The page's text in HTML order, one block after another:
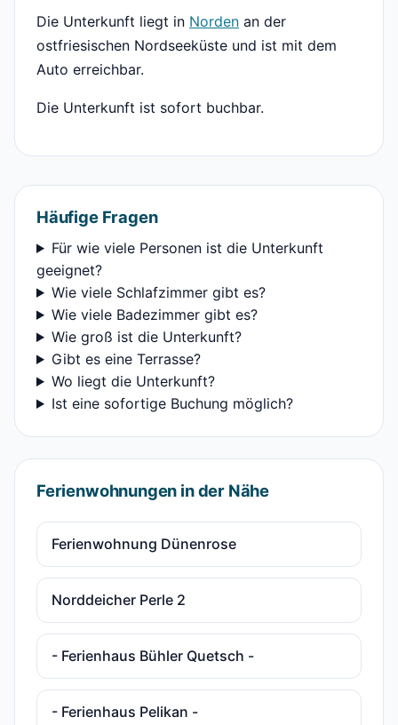
Die Unterkunft liegt in Norden an der
ostfriesischen Nordseeküste und ist mit dem
Auto erreichbar.
Die Unterkunft ist sofort buchbar.
Häufige Fragen
Für wie viele Personen ist die Unterkunft
geeignet?
Wie viele Schlafzimmer gibt es?
Wie viele Badezimmer gibt es?
Wie groß ist die Unterkunft?
Gibt es eine Terrasse?
Wo liegt die Unterkunft?
Ist eine sofortige Buchung möglich?
Ferienwohnungen in der Nähe
Ferienwohnung Dünenrose
Norddeicher Perle 2
- Ferienhaus Bühler Quetsch -
- Ferienhaus Pelikan -